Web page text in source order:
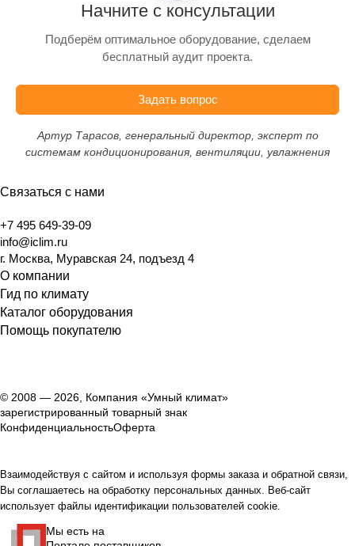
Начните с консультации
Подберём оптимальное оборудование, сделаем
бесплатный аудит проекта.
Задать вопрос
Артур Тарасов, генеральный директор, эксперт по
системам кондиционирования, вентиляции, увлажнения
Связаться с нами
+7 495 649-39-09
info@iclim.ru
г. Москва, Муравская 24, подъезд 4
О компании
Гид по климату
Каталог оборудования
Помощь покупателю
© 2008 — 2026, Компания «Умный климат»
зарегистрированный товарный знак
КонфиденциальностьОферта
Взаимодействуя с сайтом и используя формы заказа и обратной связи,
Вы соглашаетесь на обработку персональных данных. Веб-сайт
использует файлы идентификации пользователей cookie.
Мы есть на